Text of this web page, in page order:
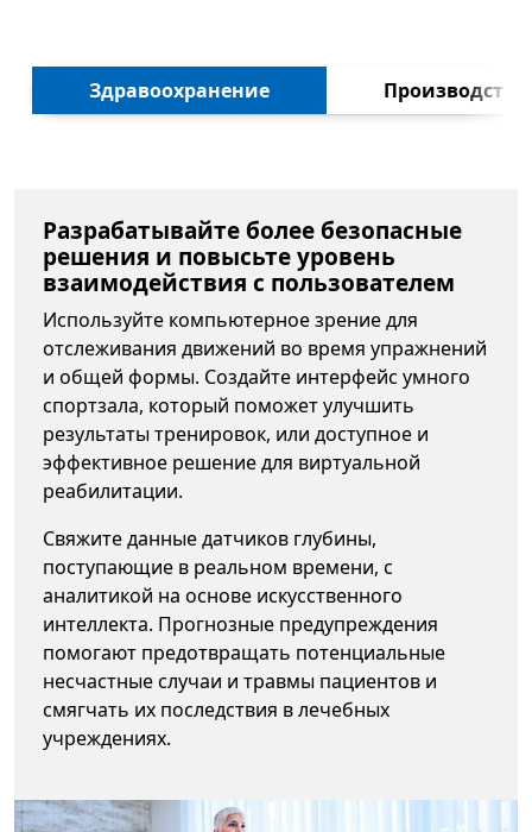
Здраво­охранение Производство
Далее
Разрабатывайте более безопасные
решения и повысьте уровень
взаимодействия с пользователем
Используйте компьютерное зрение для
отслеживания движений во время упражнений
и общей формы. Создайте интерфейс умного
спортзала, который поможет улучшить
результаты тренировок, или доступное и
эффективное решение для виртуальной
реабилитации.
Свяжите данные датчиков глубины,
поступающие в реальном времени, с
аналитикой на основе искусственного
интеллекта. Прогнозные предупреждения
помогают предотвращать потенциальные
несчастные случаи и травмы пациентов и
смягчать их последствия в лечебных
учреждениях.